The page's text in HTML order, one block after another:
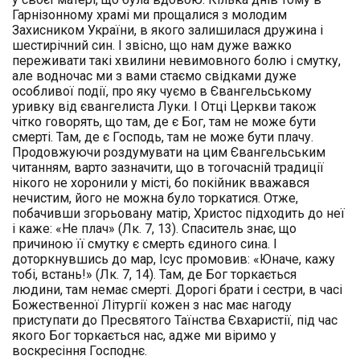
Гарнізонному храмі ми прощалися з молодим
Захисником України, в якого залишилася дружина і
шестирічний син. І звісно, що нам дуже важко
переживати такі хвилини невимовного болю і смутку,
але водночас ми з вами стаємо свідками дуже
особливої події, про яку чуємо в Євангельському
уривку від євангелиста Луки. І Отці Церкви також
чітко говорять, що там, де є Бог, там не може бути
смерті. Там, де є Господь, там не може бути плачу.
Продовжуючи роздумувати на цим Євангельським
читанням, варто зазначити, що в тогочасній традиції
нікого не хоронили у місті, бо покійник вважався
нечистим, його не можна було торкатися. Отже,
побачивши згорьовану матір, Христос підходить до неї
і каже: «Не плач» (Лк. 7, 13). Спаситель знає, що
причиною її смутку є смерть єдиного сина. І
доторкнувшись до мар, Ісус промовив: «Юначе, кажу
тобі, встань!» (Лк. 7, 14). Там, де Бог торкається
людини, там немає смерті. Дорогі брати і сестри, в часі
Божественної Літургії кожен з нас має нагоду
приступати до Пресвятого Таїнства Євхаристії, під час
якого Бог торкається нас, адже ми віримо у
воскресіння Господнє.